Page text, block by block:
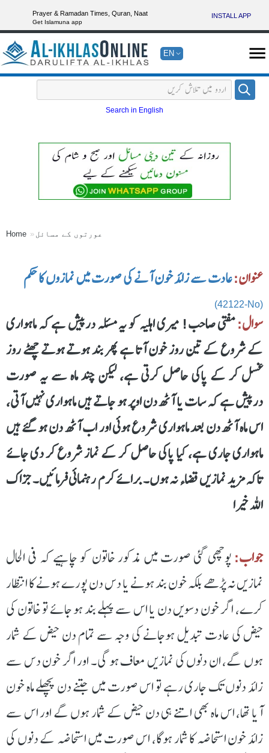
Prayer & Ramadan Times, Quran, Naat
Get Islamuna app
INSTALL APP
EN
Search in English
Home عورتوں کے مسائل
عنوان:عادت سے زائد خون آنے کی صورت میں نمازوں کا حکم
(42122-No)
سوال:مفتی صاحب! میری اہلیہ کو یہ مسئلہ درپیش ہے کہ ماہواری
کے شروع کے تین روز خون آتا ہے پھر بند ہوتے ہوتے چھٹے روز
غسل کر کے پاکی حاصل کرتی ہے، لیکن چند ماہ سے یہ صورت
درپیش ہے کہ سات یا آٹھ دن اوپر ہو جاتے ہیں ماہواری نہیں آتی،
اس ماہ آٹھ دن بعد ماہواری شروع ہوئی اور اب آٹھ دن ہو گئے ہیں
ماہواری جاری ہے، کیا پاکی حاصل کر کے نماز شروع کر دی جائے
تاکہ مزید نمازیں قضاء نہ ہوں۔ برائے کرم رہنمائی فرمائیں۔ جزاک
اللہ خیرا
جواب:پوچھی گئی صورت میں مذکور خاتون کو چاہیے کہ فی الحال
نمازیں نہ پڑھے بلکہ خون بند ہونے یا دس دن پورے ہونے کا انتظار
کرے، اگر خون دسویں دن یا اس سے پہلے بند ہو جائے تو خاتون کی
حیض کی عادت تبدیل ہوجانے کی وجہ سے تمام دن حیض کے شمار
ہوں گے، ان دنوں کی نمازیں معاف ہو گی۔ اور اگر خون دس سے
زائد دنوں تک جاری رہے تو اس صورت میں جتنے دن پچھلے ماہ خون
آیا تھا، اس ماہ بھی اتنے ہی دن حیض کے شمار ہوں گے اور اس سے
زائد خون استحاضہ کا شمار ہوگا، اس صورت میں استحاضہ کے دنوں کی